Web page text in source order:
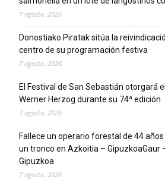
7 agosto, 2026
Donostiako Piratak sitúa la
centro de su programación festiva
7 agosto, 2026
El Festival de San Sebastián otorgará
Werner Herzog durante su 74ª edición
7 agosto, 2026
Fallece un operario forestal de 44
un tronco en Azkoitia – GipuzkoaGaur
Gipuzkoa
7 agosto, 2026